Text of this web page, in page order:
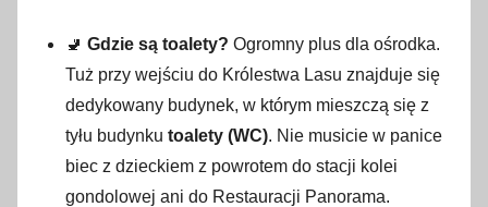
🚽 Gdzie są toalety? Ogromny plus dla ośrodka.
Tuż przy wejściu do Królestwa Lasu znajduje się
dedykowany budynek, w którym mieszczą się z
tyłu budynku toalety (WC). Nie musicie w panice
biec z dzieckiem z powrotem do stacji kolei
gondolowej ani do Restauracji Panorama.